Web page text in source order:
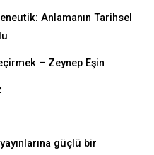
Anlamanın Tarihsel
– Zeynep Eşin
güçlü bir